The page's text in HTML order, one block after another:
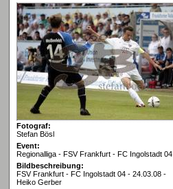
Fotograf:
Stefan Bösl
Event:
Regionalliga - FSV Frankfurt - FC Ingolstadt 04
Bildbeschreibung:
FSV Frankfurt - FC Ingolstadt 04 - 24.03.08 -
Heiko Gerber